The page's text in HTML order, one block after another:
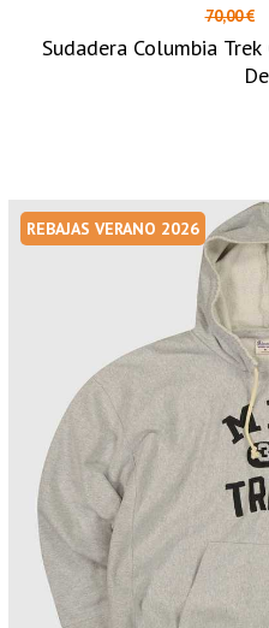
70,00 €
Sudadera Columbia
REBAJAS VERANO 2026